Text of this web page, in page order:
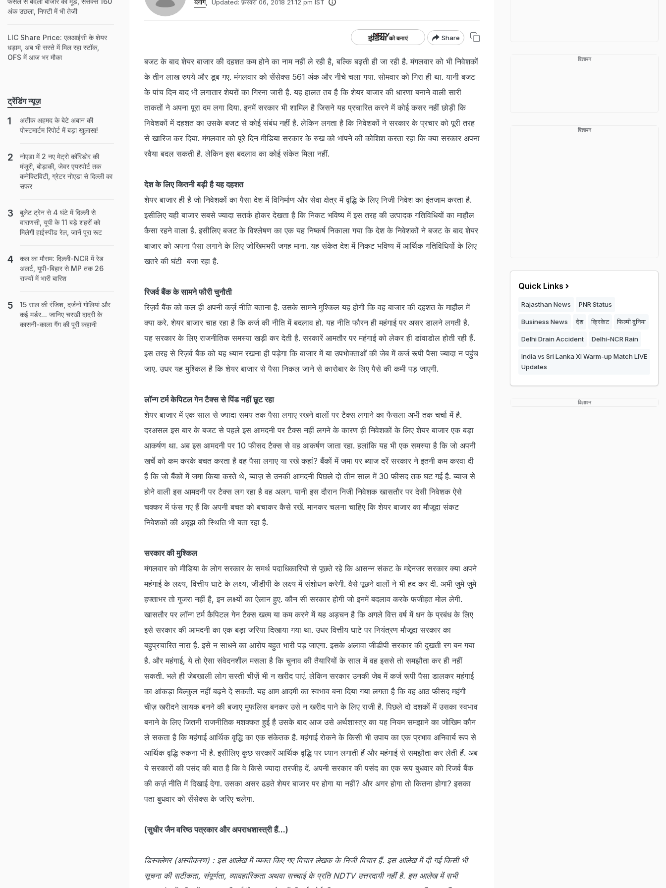
, Updated: फ़रवरी 06, 2018 21:12 pm IST
Share
बजट के बाद शेयर बाजार की दहशत कम होने का नाम नहीं ले रही है, बल्कि बढ़ती ही जा रही है. मंगलवार को भी निवेशकों
के तीन लाख रुपये और डूब गए. मंगलवार को सेंसेक्स 561 अंक और नीचे चला गया. सोमवार को गिरा ही था. यानी बजट
के पांच दिन बाद भी लगातार शेयरों का गिरना जारी है. यह हालत तब है कि शेयर बाजार की धारणा बनाने वाली सारी
ताकतों ने अपना पूरा दम लगा दिया. इनमें सरकार भी शामिल है जिसने यह प्रचारित करने में कोई कसर नहीं छोड़ी कि
निवेशकों में दहशत का उसके बजट से कोई संबंध नहीं है. लेकिन लगता है कि निवेशकों ने सरकार के प्रचार को पूरी तरह
से खारिज कर दिया. मंगलवार को पूरे दिन मीडिया सरकार के रुख को भांपने की कोशिश करता रहा कि क्या सरकार अपना
रवैया बदल सकती है. लेकिन इस बदलाव का कोई संकेत मिला नहीं.
देश के लिए कितनी बड़ी है यह दहशत
शेयर बाजार ही है जो निवेशकों का पैसा देश में विनिर्माण और सेवा क्षेत्र में वृद्धि के लिए निजी निवेश का इंतजाम करता है.
इसीलिए यही बाजार सबसे ज्यादा सतर्क होकर देखता है कि निकट भविष्य में इस तरह की उत्पादक गतिविधियों का माहौल
कैसा रहने वाला है. इसीलिए बजट के विश्लेषण का एक यह निष्कर्ष निकाला गया कि देश के निवेशकों ने बजट के बाद शेयर
बाजार को अपना पैसा लगाने के लिए जोखिमभरी जगह माना. यह संकेत देश में निकट भविष्य में आर्थिक गतिविधियों के लिए
खतरे की घंटी बजा रहा है.
रिजर्व बैंक के सामने फौरी चुनौती
रिज़र्व बैंक को कल ही अपनी कर्ज़ नीति बताना है. उसके सामने मुश्किल यह होगी कि वह बाजार की दहशत के माहौल में
क्या करे. शेयर बाजार चाह रहा है कि कर्ज की नीति में बदलाव हो. यह नीति फौरन ही महंगाई पर असर डालने लगती है.
यह सरकार के लिए राजनीतिक समस्या खड़ी कर देती है. सरकारें आमतौर पर महंगाई को लेकर ही डांवाडोल होती रही हैं.
इस तरह से रिज़र्व बैंक को यह ध्यान रखना ही पड़ेगा कि बाजार में या उपभोक्ताओं की जेब में कर्ज रूपी पैसा ज्यादा न पहुंच
जाए. उधर यह मुश्किल है कि शेयर बाजार से पैसा निकल जाने से कारोबार के लिए पैसे की कमी पड़ जाएगी.
लॉन्ग टर्म केपिटल गेन टैक्स से पिंड नहीं छूट रहा
शेयर बाजार में एक साल से ज्यादा समय तक पैसा लगाए रखने वालों पर टैक्स लगाने का फैसला अभी तक चर्चा में है.
दरअसल इस बार के बजट से पहले इस आमदनी पर टैक्स नहीं लगने के कारण ही निवेशकों के लिए शेयर बाजार एक बड़ा
आकर्षण था. अब इस आमदनी पर 10 फीसद टैक्स से वह आकर्षण जाता रहा. हलांकि यह भी एक समस्या है कि जो अपनी
खर्चे को कम करके बचत करता है वह पैसा लगाए या रखे कहां? बैंकों में जमा पर ब्याज दरें सरकार ने इतनी कम करवा दी
हैं कि जो बैंकों में जमा किया करते थे, ब्याज़ से उनकी आमदनी पिछले दो तीन साल में 30 फीसद तक घट गई है. ब्याज से
होने वाली इस आमदनी पर टैक्स लग रहा है वह अलग. यानी इस दौरान निजी निवेशक खासतौर पर देसी निवेशक ऐसे
चक्कर में फंस गए हैं कि अपनी बचत को बचाकर कैसे रखें. मानकर चलना चाहिए कि शेयर बाजार का मौजूदा संकट
निवेशकों की अबूझ की स्थिति भी बता रहा है.
सरकार की मुश्किल
मंगलवार को मीडिया के लोग सरकार के समर्थ पदाधिकारियों से पूछते रहे कि आसन्न संकट के मद्देनजर सरकार क्या अपने
महंगाई के लक्ष्य, वित्तीय घाटे के लक्ष्य, जीडीपी के लक्ष्य में संशोधन करेगी. वैसे पूछने वालों ने भी हद कर दी. अभी जुमे जुमे
हफ्ताभर तो गुजरा नहीं है, इन लक्ष्यों का ऐलान हुए. कौन सी सरकार होगी जो इनमें बदलाव करके फजीहत मोल लेगी.
खासतौर पर लॉन्ग टर्म कैपिटल गेन टैक्स खत्म या कम करने में यह अड़चन है कि अगले वित्त वर्ष में धन के प्रबंध के लिए
इसे सरकार की आमदनी का एक बड़ा जरिया दिखाया गया था. उधर वित्तीय घाटे पर नियंत्रण मौजूदा सरकार का
बहुप्रचारित नारा है. इसे न साधने का आरोप बहुत भारी पड़ जाएगा. इसके अलावा जीडीपी सरकार की दुखती रग बन गया
है. और महंगाई, ये तो ऐसा संवेदनशील मसला है कि चुनाव की तैयारियों के साल में वह इससे तो समझौता कर ही नहीं
सकती. भले ही जेबखाली लोग सस्ती चीज़ें भी न खरीद पाएं. लेकिन सरकार उनकी जेब में कर्ज रूपी पैसा डालकर महंगाई
का आंकड़ा बिल्कुल नहीं बढ़ने दे सकती. यह आम आदमी का स्वभाव बना दिया गया लगता है कि वह आठ फीसद महंगी
चीज़ खरीदने लायक बनने की बजाए मुफलिस बनकर उसे न खरीद पाने के लिए राजी है. पिछले दो दशकों में उसका स्वभाव
बनाने के लिए जितनी राजनीतिक मशक्कत हुई है उसके बाद आज उसे अर्थशास्त्र का यह नियम समझाने का जोखिम कौन
ले सकता है कि महंगाई आर्थिक वृद्धि का एक संकेतक है. महंगाई रोकने के किसी भी उपाय का एक प्रभाव अनिवार्य रूप से
आर्थिक वृद्धि रुकना भी है. इसीलिए कुछ सरकारें आर्थिक वृद्धि पर ध्यान लगाती हैं और महंगाई से समझौता कर लेती हैं. अब
ये सरकारों की पसंद की बात है कि वे किसे ज्यादा तरजीह दें. अपनी सरकार की पसंद का एक रूप बुधवार को रिजर्व बैंक
की कर्ज़ नीति में दिखाई देगा. उसका असर ढहते शेयर बाजार पर होगा या नहीं? और अगर होगा तो कितना होगा? इसका
पता बुधवार को सेंसेक्स के जरिए चलेगा.
(सुधीर जैन वरिष्ठ पत्रकार और अपराधशास्‍त्री हैं...)
डिस्क्लेमर (अस्वीकरण) : इस आलेख में व्यक्त किए गए विचार लेखक के निजी विचार हैं. इस आलेख में दी गई किसी भी
सूचना की सटीकता, संपूर्णता, व्यावहारिकता अथवा सच्चाई के प्रति NDTV उत्तरदायी नहीं है. इस आलेख में सभी
अंक उछला, निफ्टी में भी तेजी
LIC Share Price: एलआईसी के शेयर
धड़ाम, अब भी सस्‍ते में मिल रहा स्‍टॉक,
OFS में आज भर मौका
ट्रेंडिंग न्यूज़
अतीक अहमद के बेटे अबान की
पोस्टमार्टम रिपोर्ट में बड़ा खुलासा!
नोएडा में 2 नए मेट्रो कॉरिडोर की
मंजूरी, बोड़ाकी, जेवर एयरपोर्ट तक
कनेक्टिविटी, ग्रेटर नोएडा से दिल्ली का
सफर
बुलेट ट्रेन से 4 घंटे में दिल्ली से
वाराणसी, यूपी के 11 बड़े शहरों को
मिलेगी हाईस्पीड रेल, जानें पूरा रूट
कल का मौसम: दिल्ली-NCR में रेड
अलर्ट, यूपी-बिहार से MP तक 26
राज्यों में भारी बारिश
15 साल की रंजिश, दर्जनों गोलियां और
कई मर्डर... जानिए चरखी दादरी के
कासनी-काला गैंग की पूरी कहानी
विज्ञापन
विज्ञापन
Quick Links
Rajasthan News PNR Status
Business News देश क्रिकेट फिल्मी दुनिया
Delhi Drain Accident Delhi-NCR Rain
India vs Sri Lanka XI Warm-up Match LIVE
Updates
विज्ञापन